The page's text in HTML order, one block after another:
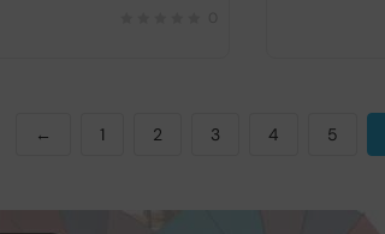
← 1 2 3 4 5